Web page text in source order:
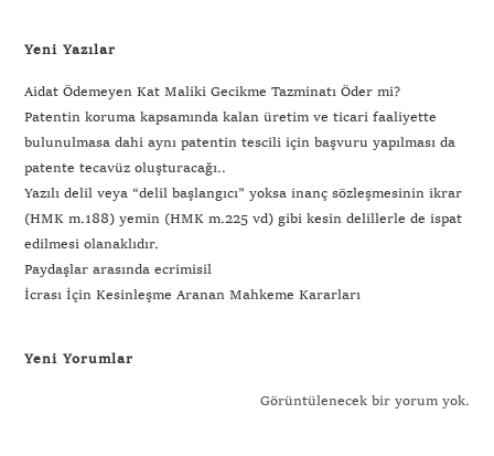
Yeni Yazılar
Aidat Ödemeyen Kat Maliki Gecikme Tazminatı Öder mi?
Patentin koruma kapsamında kalan üretim ve ticari faaliyette
bulunulmasa dahi aynı patentin tescili için başvuru yapılması da
patente tecavüz oluşturacağı..
Yazılı delil veya “delil başlangıcı” yoksa inanç sözleşmesinin ikrar
(HMK m.188) yemin (HMK m.225 vd) gibi kesin delillerle de ispat
edilmesi olanaklıdır.
Paydaşlar arasında ecrimisil
İcrası İçin Kesinleşme Aranan Mahkeme Kararları
Yeni Yorumlar
Görüntülenecek bir yorum yok.